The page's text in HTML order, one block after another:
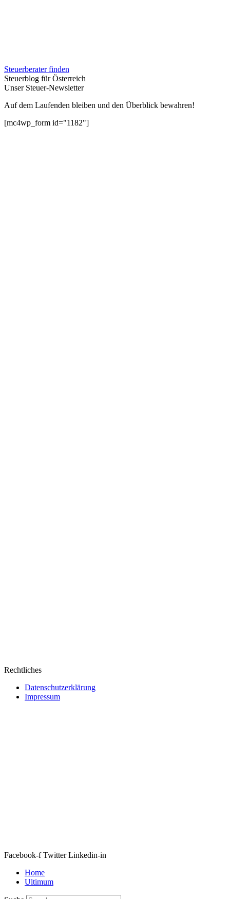
Steuerberater finden
Steuerblog für Österreich
Unser Steuer-Newsletter
Auf dem Laufenden bleiben und den Überblick bewahren!
[mc4wp_form id="1182"]
Rechtliches
Datenschutzerklärung
Impressum
Facebook-f Twitter Linkedin-in
Home
Ultimum